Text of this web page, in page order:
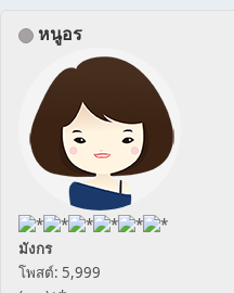
หนูอร
มังกร
โพสต์: 5,999